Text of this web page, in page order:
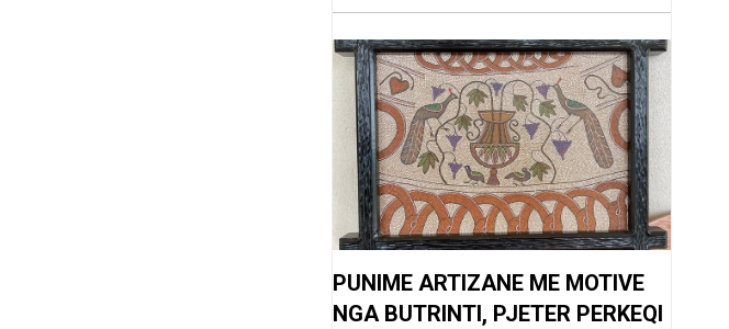
PUNIME ARTIZANE ME MOTIVE
NGA BUTRINTI, PJETER PERKEQI